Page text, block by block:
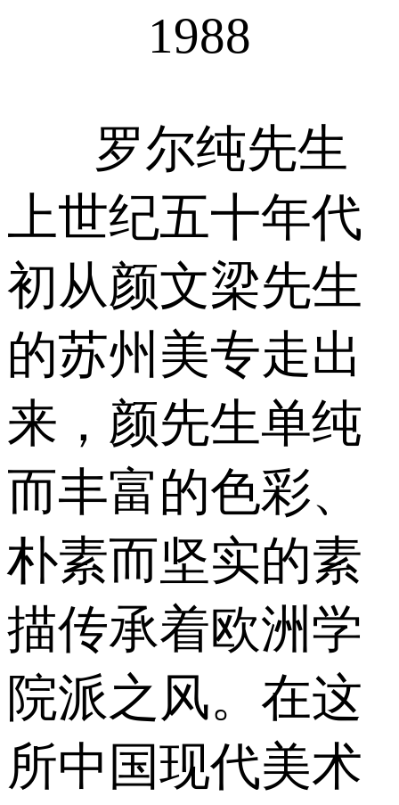
1988
罗尔纯先生
上世纪五十年代
初从颜文梁先生
的苏州美专走出
来，颜先生单纯
而丰富的色彩、
朴素而坚实的素
描传承着欧洲学
院派之风。在这
所中国现代美术